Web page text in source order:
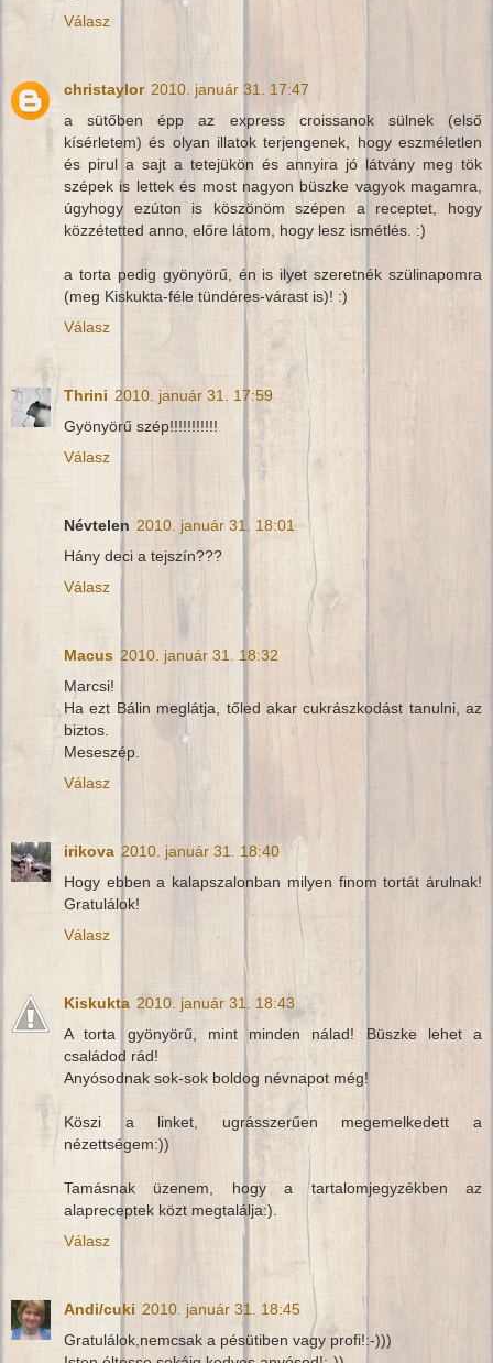
Válasz
christaylor 2010. január 31. 17:47
a sütőben épp az express croissanok sülnek (első
kísérletem) és olyan illatok terjengenek, hogy eszméletlen
és pirul a sajt a tetejükön és annyira jó látvány meg tök
szépek is lettek és most nagyon büszke vagyok magamra,
úgyhogy ezúton is köszönöm szépen a receptet, hogy
közzétetted anno, előre látom, hogy lesz ismétlés. :)
a torta pedig gyönyörű, én is ilyet szeretnék szülinapomra
(meg Kiskukta-féle tündéres-várast is)! :)
Válasz
Thrini 2010. január 31. 17:59
Gyönyörű szép!!!!!!!!!!!
Válasz
Névtelen 2010. január 31. 18:01
Hány deci a tejszín???
Válasz
Macus 2010. január 31. 18:32
Marcsi!
Ha ezt Bálin meglátja, tőled akar cukrászkodást tanulni, az
biztos.
Meseszép.
Válasz
irikova 2010. január 31. 18:40
Hogy ebben a kalapszalonban milyen finom tortát árulnak!
Gratulálok!
Válasz
Kiskukta 2010. január 31. 18:43
A torta gyönyörű, mint minden nálad! Büszke lehet a
családod rád!
Anyósodnak sok-sok boldog névnapot még!
Köszi a linket, ugrásszerűen megemelkedett a
nézettségem:))
Tamásnak üzenem, hogy a tartalomjegyzékben az
alapreceptek közt megtalálja:).
Válasz
Andi/cuki 2010. január 31. 18:45
Gratulálok,nemcsak a pésütiben vagy profi!:-)))